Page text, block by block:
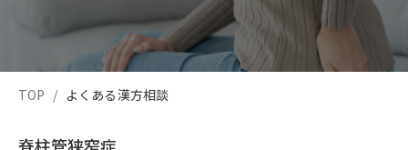
TOP よくある漢方相談